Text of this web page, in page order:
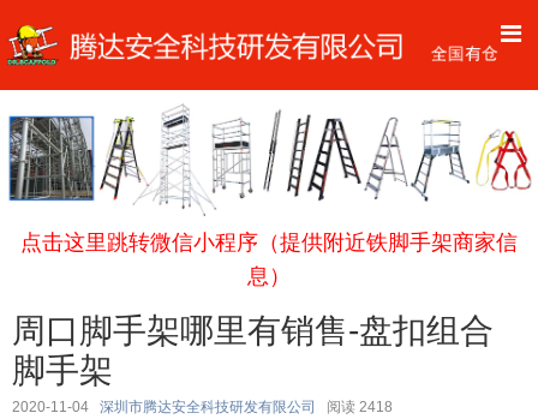
点击这里跳转微信小程序（提供附近铁脚手架商家信
息）
周口脚手架哪里有销售-盘扣组合
脚手架
2020-11-04 深圳市腾达安全科技研发有限公司 阅读 2418